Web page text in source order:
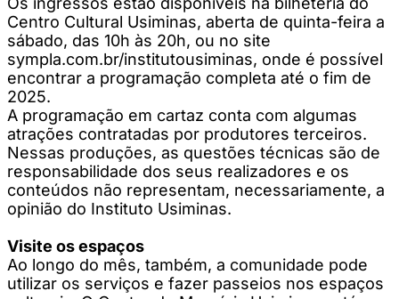
Centro Cultural Usiminas, aberta de quinta-feira a
sábado, das 10h às 20h, ou no site
sympla.com.br/institutousiminas, onde é possível
encontrar a programação completa até o fim de
2025.
A programação em cartaz conta com algumas
atrações contratadas por produtores terceiros.
Nessas produções, as questões técnicas são de
responsabilidade dos seus realizadores e os
conteúdos não representam, necessariamente, a
opinião do Instituto Usiminas.
Visite os espaços
Ao longo do mês, também, a comunidade pode
utilizar os serviços e fazer passeios nos espaços